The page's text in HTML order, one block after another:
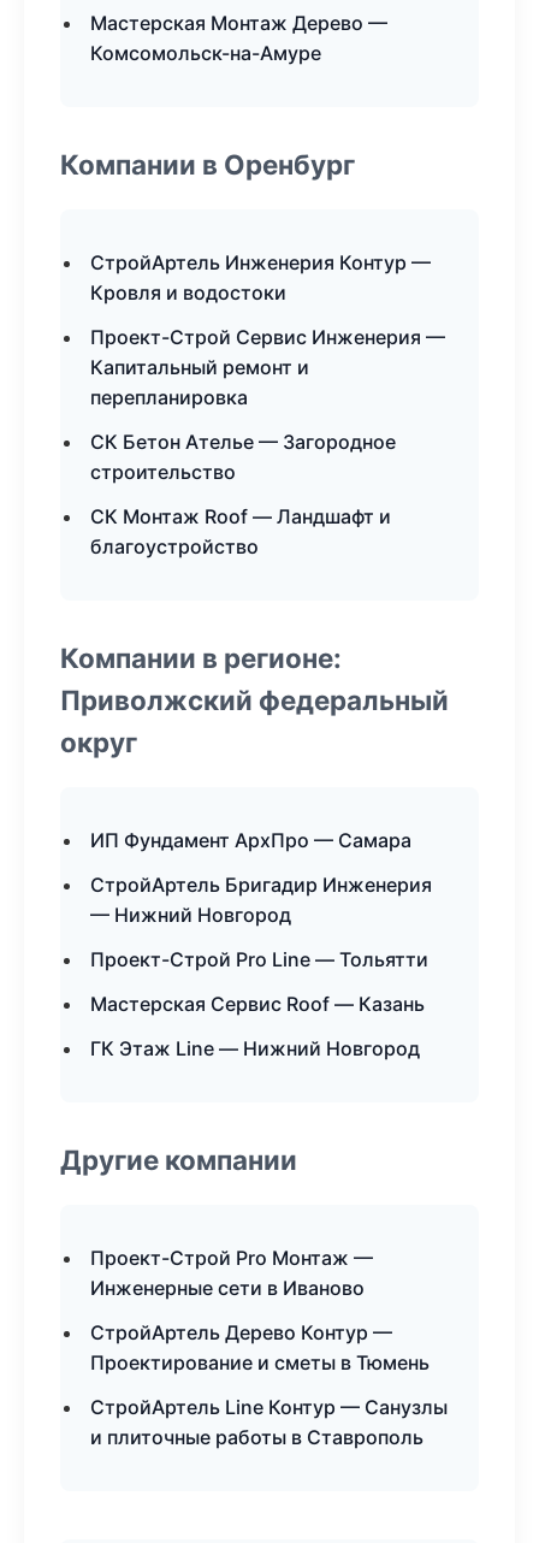
Мастерская Монтаж Дерево —
Комсомольск-на-Амуре
Компании в Оренбург
СтройАртель Инженерия Контур —
Кровля и водостоки
Проект-Строй Сервис Инженерия —
Капитальный ремонт и
перепланировка
СК Бетон Ателье — Загородное
строительство
СК Монтаж Roof — Ландшафт и
благоустройство
Компании в регионе:
Приволжский федеральный
округ
ИП Фундамент АрхПро — Самара
СтройАртель Бригадир Инженерия
— Нижний Новгород
Проект-Строй Pro Line — Тольятти
Мастерская Сервис Roof — Казань
ГК Этаж Line — Нижний Новгород
Другие компании
Проект-Строй Pro Монтаж —
Инженерные сети в Иваново
СтройАртель Дерево Контур —
Проектирование и сметы в Тюмень
СтройАртель Line Контур — Санузлы
и плиточные работы в Ставрополь